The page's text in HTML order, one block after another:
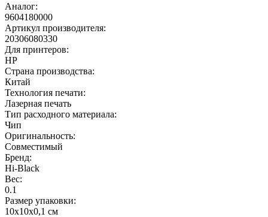
Аналог:
9604180000
Артикул производителя:
20306080330
Для принтеров:
HP
Страна производства:
Китай
Технология печати:
Лазерная печать
Тип расходного материала:
Чип
Оригинальность:
Совместимый
Бренд:
Hi-Black
Вес:
0.1
Размер упаковки:
10x10x0,1 см